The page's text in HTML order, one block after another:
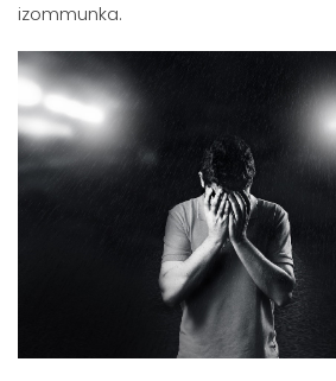
izommunka.